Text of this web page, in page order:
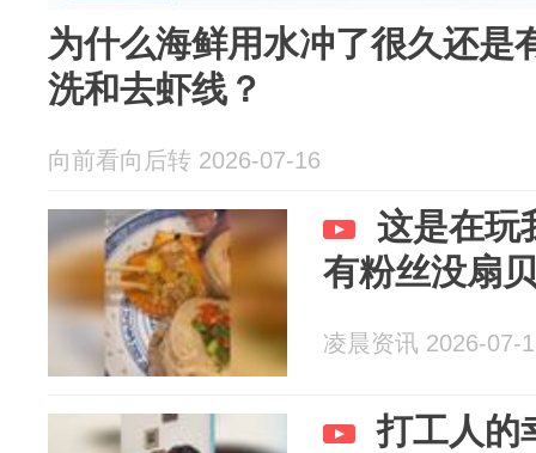
为什么海鲜用水冲了很久还是
洗和去虾线？
向前看向后转 2026-07-16
这是在玩
有粉丝没扇
凌晨资讯 2026-07-
打工人的